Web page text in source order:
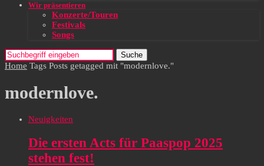
Wir präsentieren
Konzerte/Touren
Festivals
Songs
Suche
Home Tags Posts getagged mit "modernlove."
modernlove.
Neuigkeiten
Die ersten Acts für Paaspop 2025
stehen fest!